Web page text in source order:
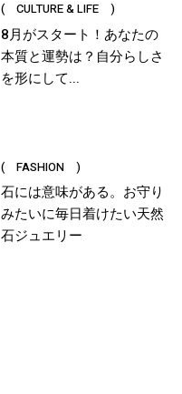
( CULTURE & LIFE )
8月がスタート！あなたの
本質と運勢は？自分らしさ
を形にして...
( FASHION )
石には意味がある。お守り
みたいに毎日着けたい天然
石ジュエリー